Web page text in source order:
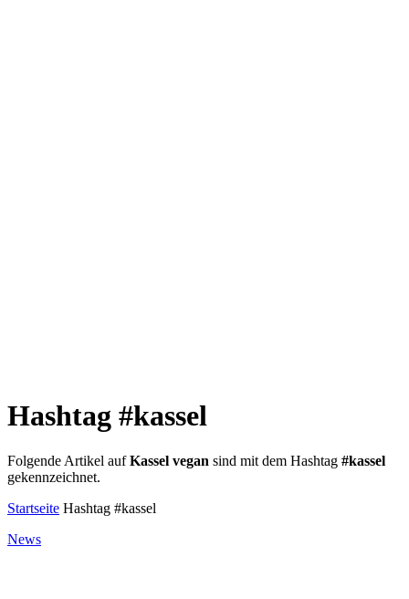
Hashtag #kassel
Folgende Artikel aufKassel vegan sind mit dem Hashtag #kassel
gekennzeichnet.
Startseite Hashtag #kassel
News